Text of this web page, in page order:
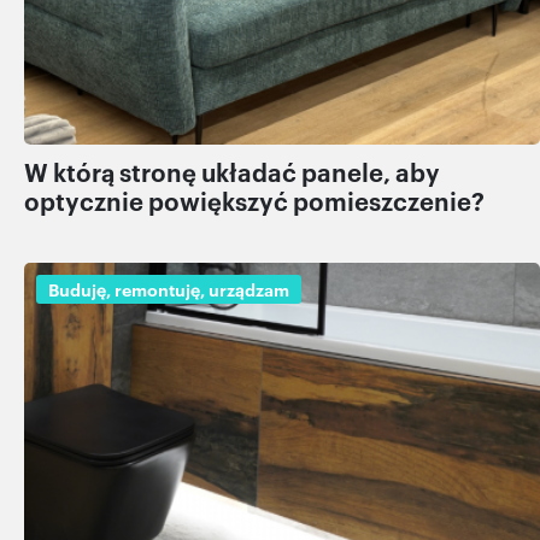
W którą stronę układać panele, aby
optycznie powiększyć pomieszczenie?
Buduję, remontuję, urządzam